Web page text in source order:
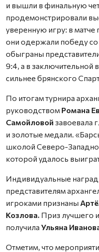
и вышли в финальную
продемонстрировали
уверенную игру: в
они одержали победу со
обыграны
9:4, а в заключительной
сильнее брянского
По итогам турнира
руководством Романа
Самойловой завоевала
и золотые медали.
школой Северо-
которой удалось
Индивидуальные
представителям
игроками признаны
Козлова. Приз лучшего
получила Ульяна
Отметим, что